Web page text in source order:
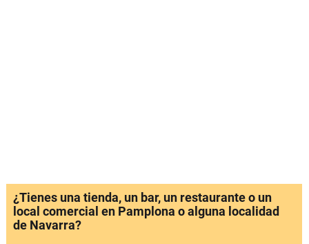
¿Tienes una tienda, un bar, un restaurante o un
local comercial en Pamplona o alguna localidad
de Navarra?